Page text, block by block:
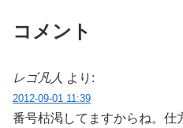
コメント
レゴ凡人 より:
2012-09-01 11:39
番号枯渇してますからね。仕